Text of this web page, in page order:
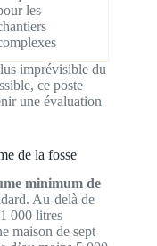
les
imprévisible du
ce poste
une évaluation
de la fosse
minimum de
Au-delà de
000 litres
maison de sept